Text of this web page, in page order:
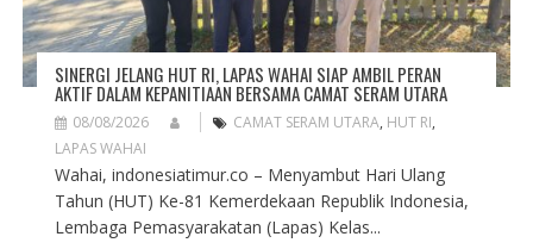
SINERGI JELANG HUT RI, LAPAS WAHAI SIAP AMBIL PERAN
AKTIF DALAM KEPANITIAAN BERSAMA CAMAT SERAM UTARA
08/08/2026 CAMAT SERAM UTARA, HUT RI,
LAPAS WAHAI
Wahai, indonesiatimur.co – Menyambut Hari Ulang
Tahun (HUT) Ke-81 Kemerdekaan Republik Indonesia,
Lembaga Pemasyarakatan (Lapas) Kelas...